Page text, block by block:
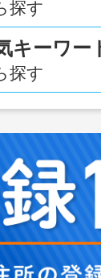
探す
キーワー
探す